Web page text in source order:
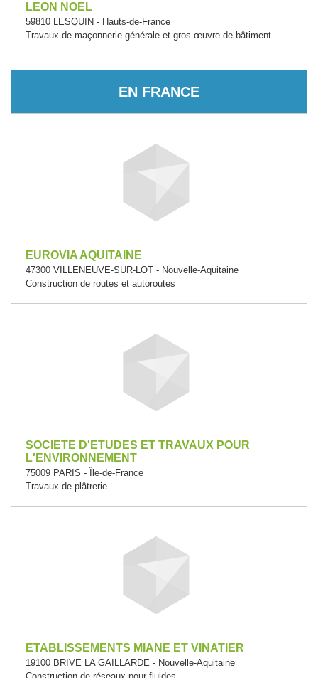
LEON NOEL
59810 LESQUIN - Hauts-de-France
Travaux de maçonnerie générale et gros œuvre de bâtiment
EN FRANCE
EUROVIA AQUITAINE
47300 VILLENEUVE-SUR-LOT - Nouvelle-Aquitaine
Construction de routes et autoroutes
SOCIETE D'ETUDES ET TRAVAUX POUR
L'ENVIRONNEMENT
75009 PARIS - Île-de-France
Travaux de plâtrerie
ETABLISSEMENTS MIANE ET VINATIER
19100 BRIVE LA GAILLARDE - Nouvelle-Aquitaine